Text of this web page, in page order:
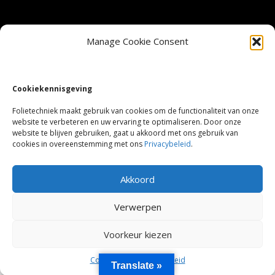
Manage Cookie Consent
Cookiekennisgeving
Folietechniek maakt gebruik van cookies om de functionaliteit van onze
website te verbeteren en uw ervaring te optimaliseren. Door onze
website te blijven gebruiken, gaat u akkoord met ons gebruik van
cookies in overeenstemming met ons Privacybeleid.
Akkoord
Verwerpen
Voorkeur kiezen
Cookie Policy Privacy Beleid
Veel gestelde vragen
Sitemap
©2023 Folietechniek.be
Translate »